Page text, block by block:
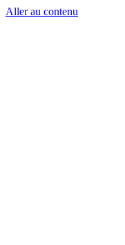
Aller au contenu